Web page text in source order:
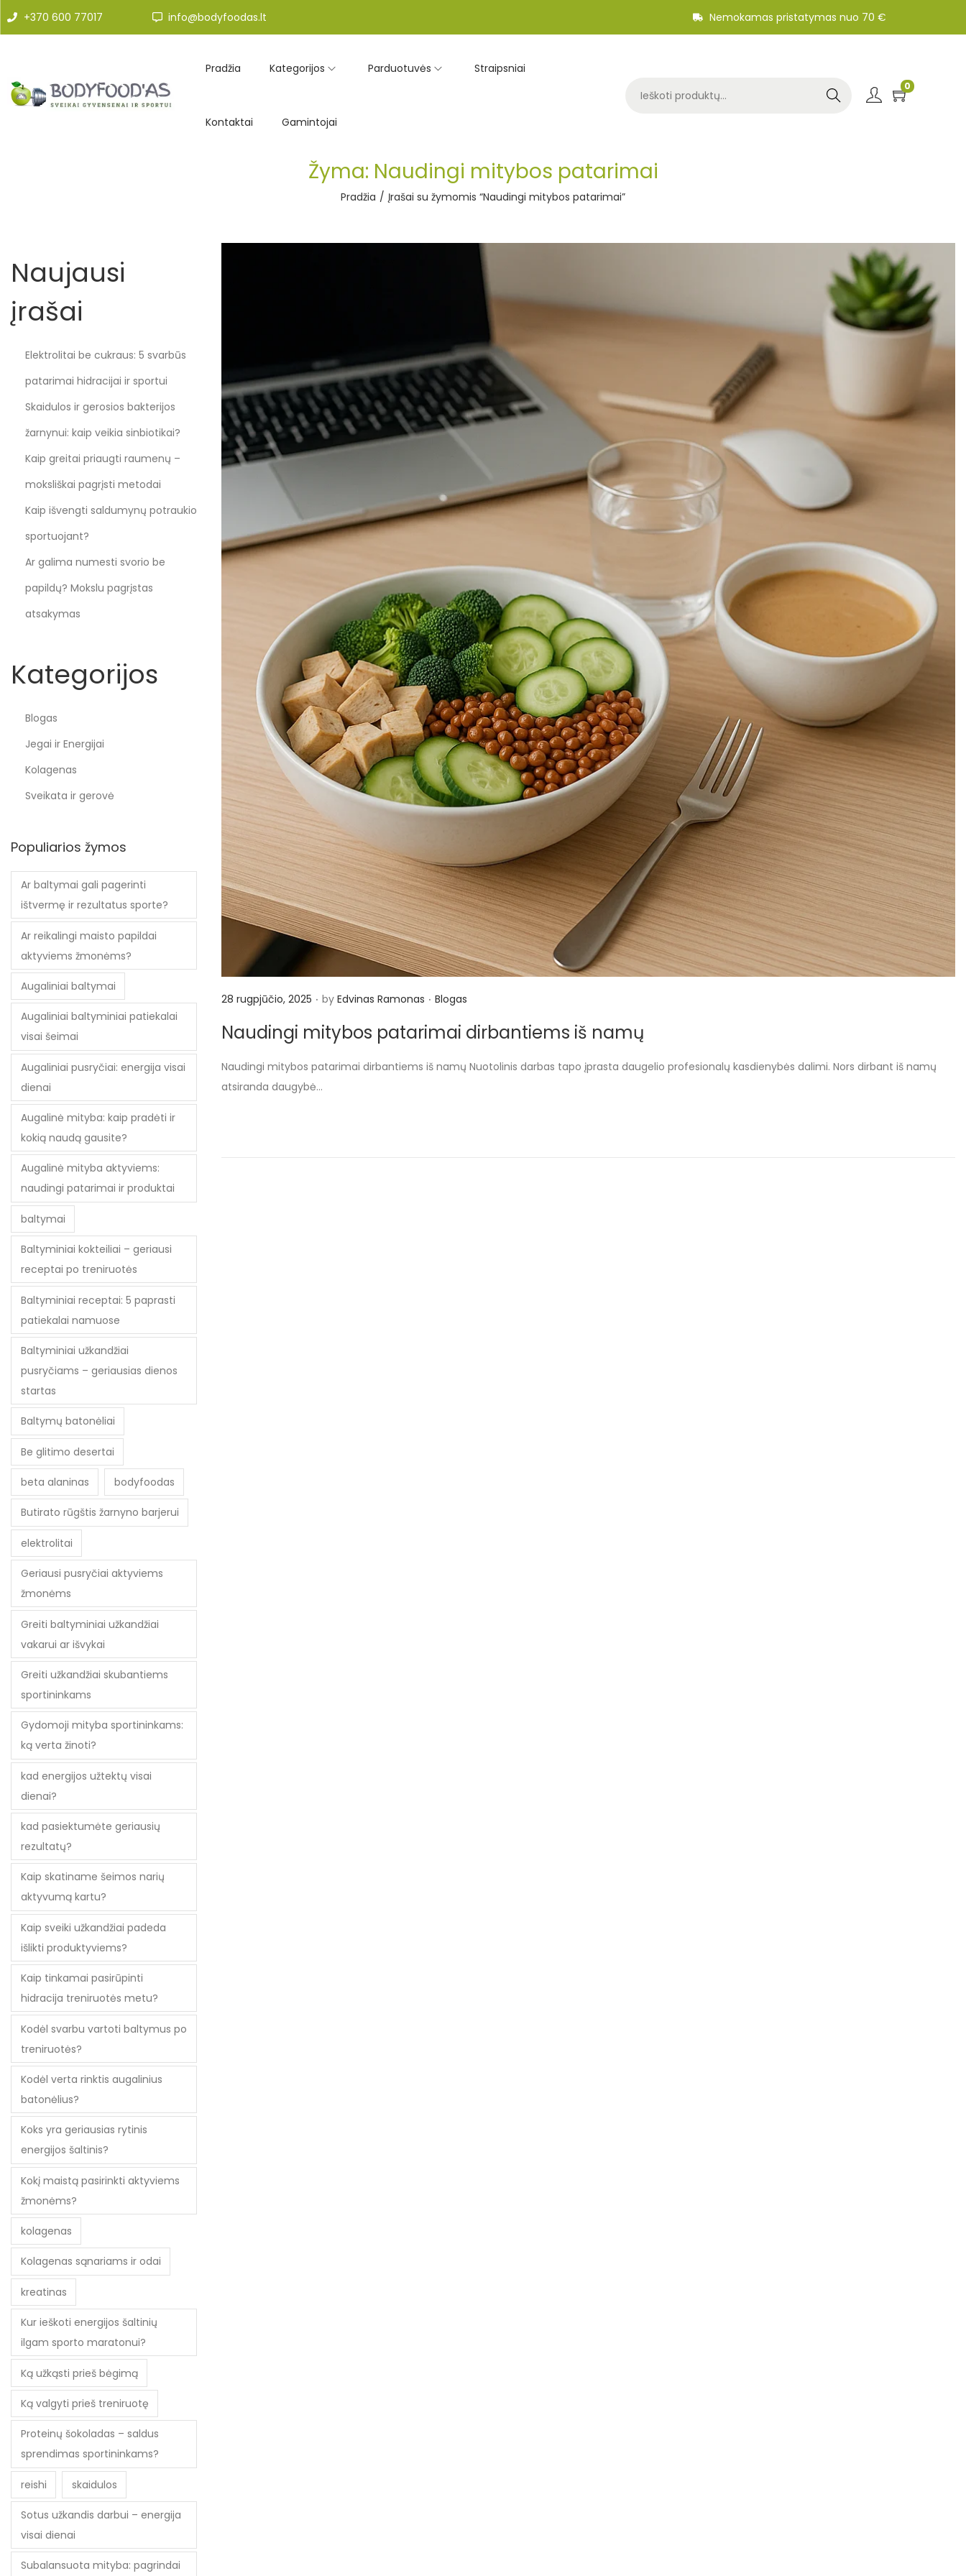
+370 600 77017 info@bodyfoodas.lt Nemokamas pristatymas nuo 70 €
Pradžia Kategorijos Parduotuvės Straipsniai
Kontaktai Gamintojai
Search
0
Žyma: Naudingi mitybos patarimai
Pradžia / Įrašai su žymomis “Naudingi mitybos patarimai”
P
s
28 rugpjūčio, 2025 . by Edvinas Ramonas . P
s
Blogas
Naudingi mitybos patarimai dirbantiems iš namų
Naudingi mitybos patarimai dirbantiems iš namų Nuotolinis darbas tapo įprasta daugelio profesionalų kasdienybės dalimi. Nors dirbant iš namų
atsiranda daugybė…
Naujausi
įrašai
Elektrolitai be cukraus: 5 svarbūs
patarimai hidracijai ir sportui
Skaidulos ir gerosios bakterijos
žarnynui: kaip veikia sinbiotikai?
Kaip greitai priaugti raumenų –
moksliškai pagrįsti metodai
Kaip išvengti saldumynų potraukio
sportuojant?
Ar galima numesti svorio be
papildų? Mokslu pagrįstas
atsakymas
Kategorijos
Blogas
Jegai ir Energijai
Kolagenas
Sveikata ir gerovė
Populiarios žymos
Ar baltymai gali pagerinti
ištvermę ir rezultatus sporte?
Ar reikalingi maisto papildai
aktyviems žmonėms?
Augaliniai baltymai
Augaliniai baltyminiai patiekalai
visai šeimai
Augaliniai pusryčiai: energija visai
dienai
Augalinė mityba: kaip pradėti ir
kokią naudą gausite?
Augalinė mityba aktyviems:
naudingi patarimai ir produktai
baltymai
Baltyminiai kokteiliai – geriausi
receptai po treniruotės
Baltyminiai receptai: 5 paprasti
patiekalai namuose
Baltyminiai užkandžiai
pusryčiams – geriausias dienos
startas
Baltymų batonėliai
Be glitimo desertai
beta alaninas bodyfoodas
Butirato rūgštis žarnyno barjerui
elektrolitai
Geriausi pusryčiai aktyviems
žmonėms
Greiti baltyminiai užkandžiai
vakarui ar išvykai
Greiti užkandžiai skubantiems
sportininkams
Gydomoji mityba sportininkams:
ką verta žinoti?
kad energijos užtektų visai
dienai?
kad pasiektumėte geriausių
rezultatų?
Kaip skatiname šeimos narių
aktyvumą kartu?
Kaip sveiki užkandžiai padeda
išlikti produktyviems?
Kaip tinkamai pasirūpinti
hidracija treniruotės metu?
Kodėl svarbu vartoti baltymus po
treniruotės?
Kodėl verta rinktis augalinius
batonėlius?
Koks yra geriausias rytinis
energijos šaltinis?
Kokį maistą pasirinkti aktyviems
žmonėms?
kolagenas
Kolagenas sąnariams ir odai
kreatinas
Kur ieškoti energijos šaltinių
ilgam sporto maratonui?
Ką užkąsti prieš bėgimą
Ką valgyti prieš treniruotę
Proteinų šokoladas – saldus
sprendimas sportininkams?
reishi skaidulos
Sotus užkandis darbui – energija
visai dienai
Subalansuota mityba: pagrindai